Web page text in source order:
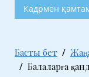
Кадрмен
Басты бет
Балаларға